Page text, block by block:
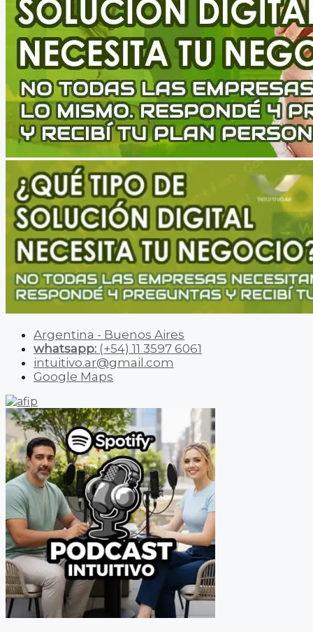
Argentina - Buenos Aires
whatsapp: (+54) 11 3597 6061
intuitivo.ar@gmail.com
Google Maps